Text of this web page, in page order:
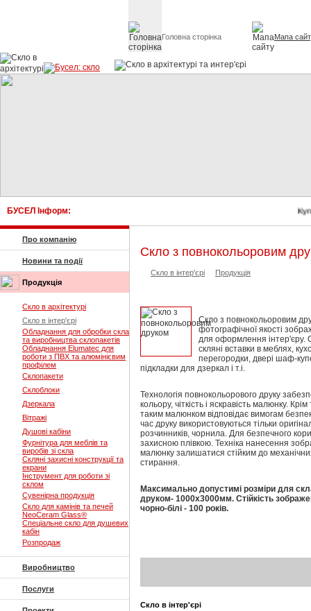
Головна сторінка Мапа
БУСЕЛ Інформ:
Про компанію
Новини та події
Продукція
Скло в архітектурі
Скло в інтер'єрі
Обладнання для обробки скла
та виробництва склопакетів
Обладнання Elumatec для
роботи з ПВХ та алюмінієвим
профілем
Склопакети
Склоблоки
Дзеркала
Вітражі
Душові кабіни
Фурнітура для меблів та
виробів зі скла
Скляні захисні конструкції та
екрани
Інструмент для роботи зі
склом
Сувенірна продукція
Скло для камінів та печей
NeoCeram Glass®
Спеціальне скло для душевих
кабін
Розпродаж
Виробництво
Послуги
Скло з повнокольоровим
Скло в інтер'єрі Продукція
Скло з повнокольоровим
фотографічної якості
для оформлення інтер'єру.
скляні вставки в меблях,
перегородки, двері шаф-
підкладки для дзеркал і т.і.
Технологія повнокольорового друку
кольору, чіткість і яскравість малюнку.
таким малюнком відповідає вимогам
час друку використовуються тільки
розчинників, чорнила. Для безпечного
захисною плівкою. Техніка нанесення
малюнку залишатися стійким до
стирання.
Максимально допустимі розміри для с
друком- 1000х3000мм. Стійкість
чорно-білі - 100 років.
Скло в інтер'єрі